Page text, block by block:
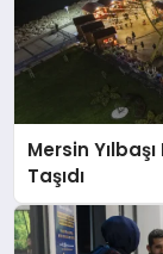
Mersin
Taşıdı